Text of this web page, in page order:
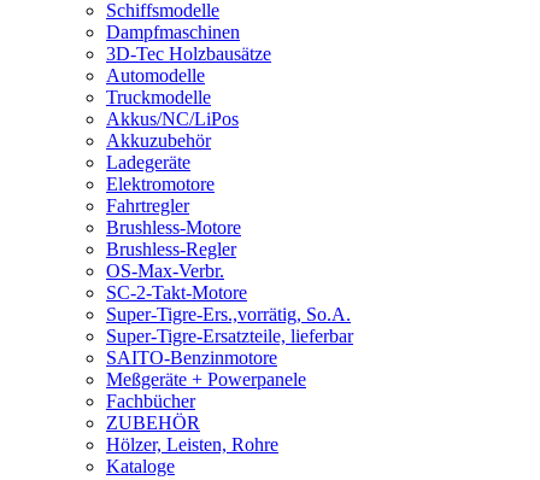
Schiffsmodelle
Dampfmaschinen
3D-Tec Holzbausätze
Automodelle
Truckmodelle
Akkus/NC/LiPos
Akkuzubehör
Ladegeräte
Elektromotore
Fahrtregler
Brushless-Motore
Brushless-Regler
OS-Max-Verbr.
SC-2-Takt-Motore
Super-Tigre-Ers.,vorrätig, So.A.
Super-Tigre-Ersatzteile, lieferbar
SAITO-Benzinmotore
Meßgeräte + Powerpanele
Fachbücher
ZUBEHÖR
Hölzer, Leisten, Rohre
Kataloge